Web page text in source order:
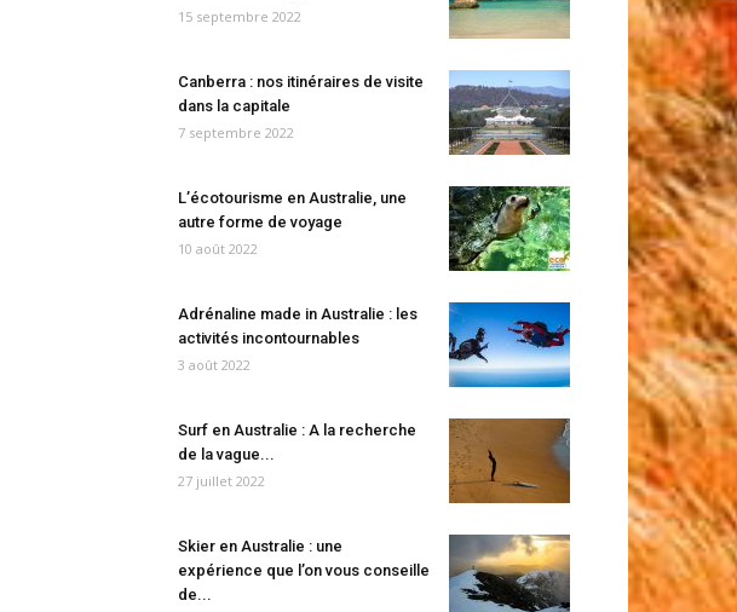
15 septembre 2022
Canberra : nos itinéraires de visite
dans la capitale
7 septembre 2022
L’écotourisme en Australie, une
autre forme de voyage
10 août 2022
Adrénaline made in Australie : les
activités incontournables
3 août 2022
Surf en Australie : A la recherche
de la vague...
27 juillet 2022
Skier en Australie : une
expérience que l’on vous conseille
de...